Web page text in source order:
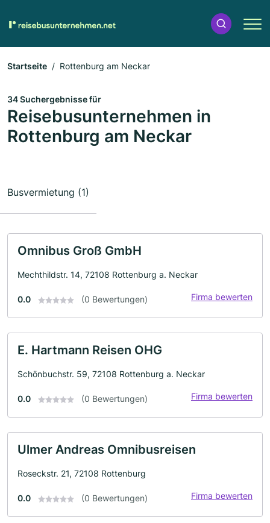
Startseite Rottenburg am Neckar
34 Suchergebnisse für
Reisebusunternehmen in
Rottenburg am Neckar
Busvermietung (1)
Omnibus Groß GmbH
Mechthildstr. 14, 72108 Rottenburg a. Neckar
0.0 (0 Bewertungen) Firma bewerten
E. Hartmann Reisen OHG
Schönbuchstr. 59, 72108 Rottenburg a. Neckar
0.0 (0 Bewertungen) Firma bewerten
Ulmer Andreas Omnibusreisen
Roseckstr. 21, 72108 Rottenburg
0.0 (0 Bewertungen) Firma bewerten